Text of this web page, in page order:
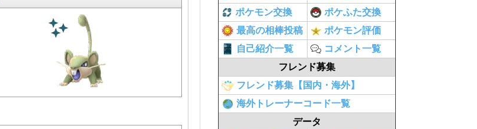
ポケモン交換
ポケふた交換
最高の相棒投稿
ポケモン評価
自己紹介一覧
コメント一覧
フレンド募集
フレンド募集【国内・海外】
海外トレーナーコード一覧
データ